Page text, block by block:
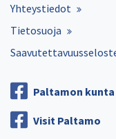
Yhteystiedot
Tietosuoja
Paltamon kunta
Visit Paltamo